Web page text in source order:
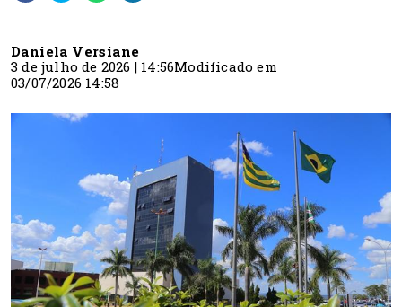
Daniela Versiane
3 de julho de 2026 | 14:56Modificado em
03/07/2026 14:58